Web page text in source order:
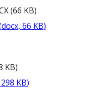
(66 KB)
docx, 66 KB)
KB)
298 KB)